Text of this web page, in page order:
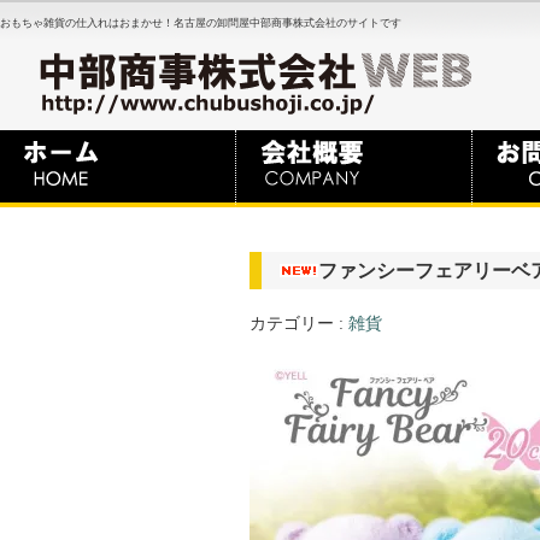
おもちゃ雑貨の仕入れはおまかせ！名古屋の卸問屋中部商事株式会社のサイトです
ファンシーフェアリー
カテゴリー : 雑貨